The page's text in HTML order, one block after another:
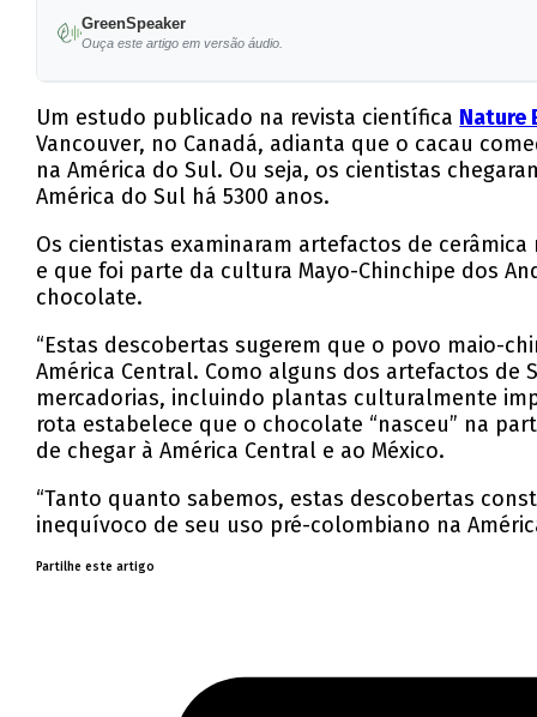
A pesquisa foi liderada por Michael Blake da
As descobertas sugerem que a cultura Mayo-
O chocolate pode ter sido transportado para
GreenSpeaker
Ouça este artigo em versão áudio.
Um estudo publicado na revista científica Nature
Vancouver, no Canadá, adianta que o cacau
na América do Sul. Ou seja, os cientistas
América do Sul há 5300 anos.
Os cientistas examinaram artefactos de
e que foi parte da cultura Mayo-Chinchipe dos
chocolate.
“Estas descobertas sugerem que o povo maio-
América Central. Como alguns dos artefactos
mercadorias, incluindo plantas culturalmente
rota estabelece que o chocolate “nasceu” na
de chegar à América Central e ao México.
“Tanto quanto sabemos, estas descobertas
inequívoco de seu uso pré-colombiano na
Partilhe este artigo